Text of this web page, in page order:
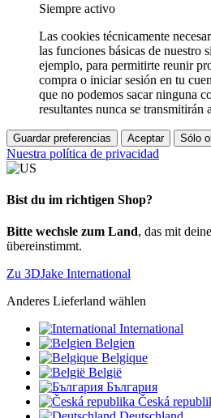
Siempre activo
Las cookies técnicamente
las funciones básicas de nuestro
ejemplo, para permitirte reunir
compra o iniciar sesión en tu
que no podemos sacar ninguna
resultantes nunca se transmitirán
Guardar preferencias Aceptar Sólo
Nuestra política de privacidad
Bist du im richtigen Shop?
Bitte wechsle zum Land, das mit
übereinstimmt.
Zu 3DJake International
Anderes Lieferland wählen
International
Belgien
Belgique
België
България
Česká